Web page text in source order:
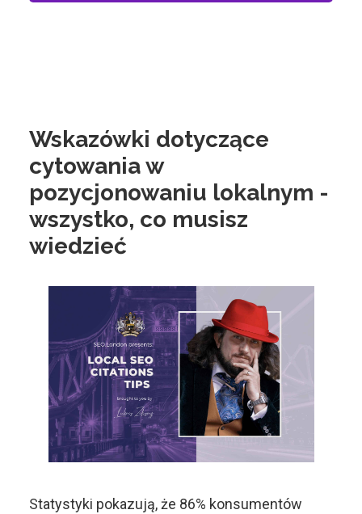
Wskazówki dotyczące
cytowania w
pozycjonowaniu lokalnym -
wszystko, co musisz
wiedzieć
Statystyki pokazują, że 86% konsumentów